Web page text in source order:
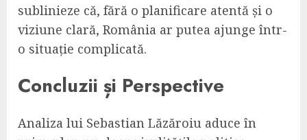
sublinieze că, fără o planificare atentă și o
viziune clară, România ar putea ajunge într-
o situație complicată.
Concluzii și Perspective
Analiza lui Sebastian Lăzăroiu aduce în